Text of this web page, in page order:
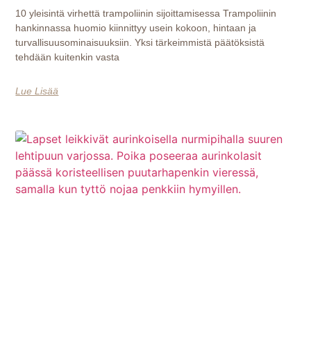
10 yleisintä virhettä trampoliinin sijoittamisessa Trampoliinin
hankinnassa huomio kiinnittyy usein kokoon, hintaan ja
turvallisuusominaisuuksiin. Yksi tärkeimmistä päätöksistä
tehdään kuitenkin vasta
Lue Lisää